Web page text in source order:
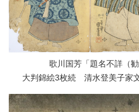
歌川国芳「題名不詳（
大判錦絵3枚続 清水登美子家